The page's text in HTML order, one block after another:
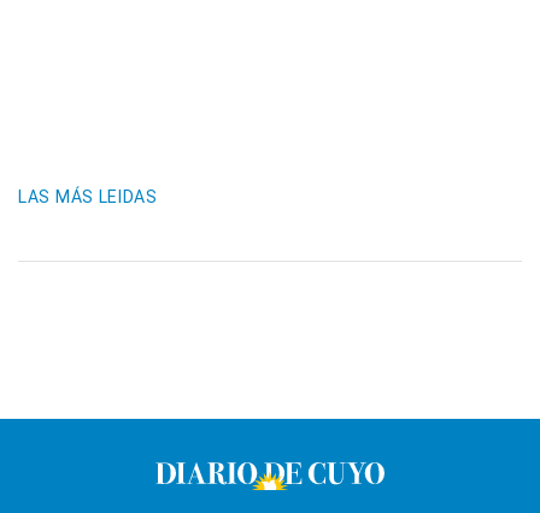
LAS MÁS LEIDAS